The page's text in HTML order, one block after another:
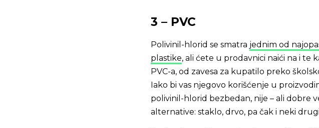
3 – PVC
Polivinil-hlorid se smatra jednim od
plastike, ali ćete u prodavnici naići na i te
PVC-a, od zavesa za kupatilo preko
Iako bi vas njegovo korišćenje u
polivinil-hlorid bezbedan, nije – ali dobre
alternative: staklo, drvo, pa čak i neki